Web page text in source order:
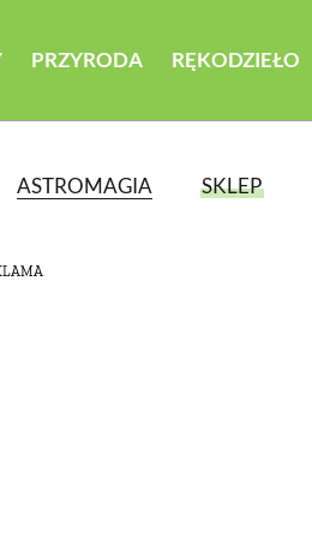
PRZYRODA RĘKODZIEŁO
ASTROMAGIA SKLEP